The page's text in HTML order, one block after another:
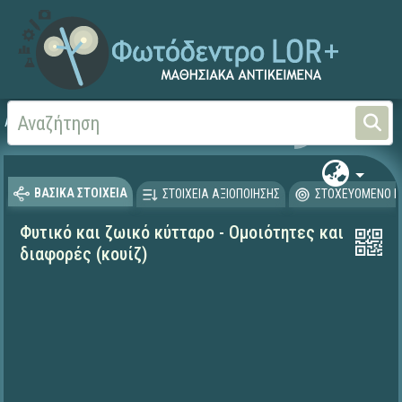
Αρχική Φυσικές Επιστήμες -
ΒΑΣΙΚΑ ΣΤΟΙΧΕΙΑ ΣΤΟΙΧΕΙΑ ΑΞΙΟΠΟΙΗΣΗΣ ΣΤΟΧΕΥΟΜΕΝΟ
Φυτικό και ζωικό κύτταρο - Ομοιότητες και
διαφορές (κουίζ)